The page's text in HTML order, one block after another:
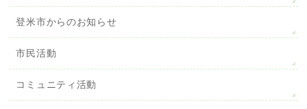
登米市からのお知らせ
市民活動
コミュニティ活動